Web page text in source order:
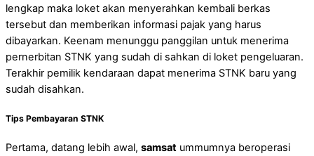
lengkap maka loket akan menyerahkan kembali berkas
tersebut dan memberikan informasi pajak yang harus
dibayarkan. Keenam menunggu panggilan untuk menerima
pernerbitan STNK yang sudah di sahkan di loket pengeluaran.
Terakhir pemilik kendaraan dapat menerima STNK baru yang
sudah disahkan.
Tips Pembayaran STNK
Pertama, datang lebih awal, samsat ummumnya beroperasi